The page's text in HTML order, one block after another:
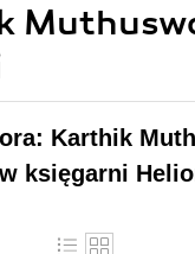
Karthik
księgarni